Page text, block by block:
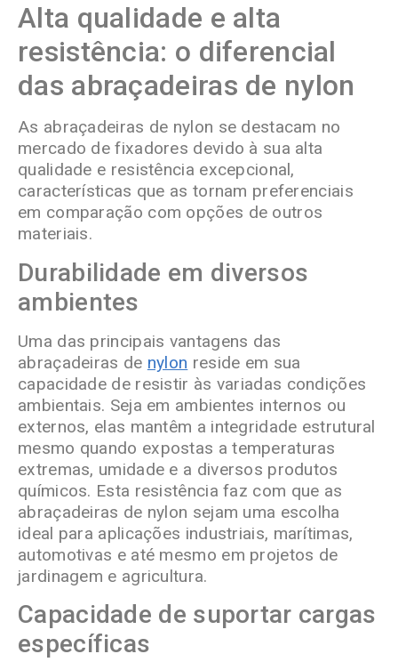
Alta qualidade e alta
resistência: o diferencial
das abraçadeiras de nylon
As abraçadeiras de nylon se destacam no
mercado de fixadores devido à sua alta
qualidade e resistência excepcional,
características que as tornam preferenciais
em comparação com opções de outros
materiais.
Durabilidade em diversos
ambientes
Uma das principais vantagens das
abraçadeiras de nylon reside em sua
capacidade de resistir às variadas condições
ambientais. Seja em ambientes internos ou
externos, elas mantêm a integridade estrutural
mesmo quando expostas a temperaturas
extremas, umidade e a diversos produtos
químicos. Esta resistência faz com que as
abraçadeiras de nylon sejam uma escolha
ideal para aplicações industriais, marítimas,
automotivas e até mesmo em projetos de
jardinagem e agricultura.
Capacidade de suportar cargas
específicas